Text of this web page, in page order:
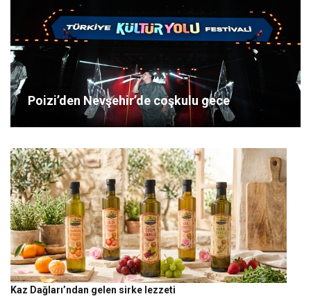
Poizi’den Nevşehir’de coşkulu gece
Kaz Dağları’ndan gelen sirke lezzeti